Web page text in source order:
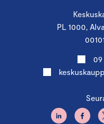
PL 1000,